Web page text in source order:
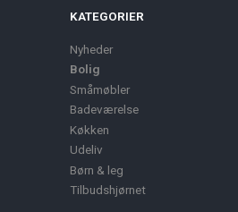
KATEGORIER
Nyheder
Bolig
Småmøbler
Badeværelse
Køkken
Udeliv
Børn & leg
Tilbudshjørnet